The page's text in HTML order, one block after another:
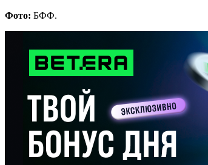
Фото: БФФ.